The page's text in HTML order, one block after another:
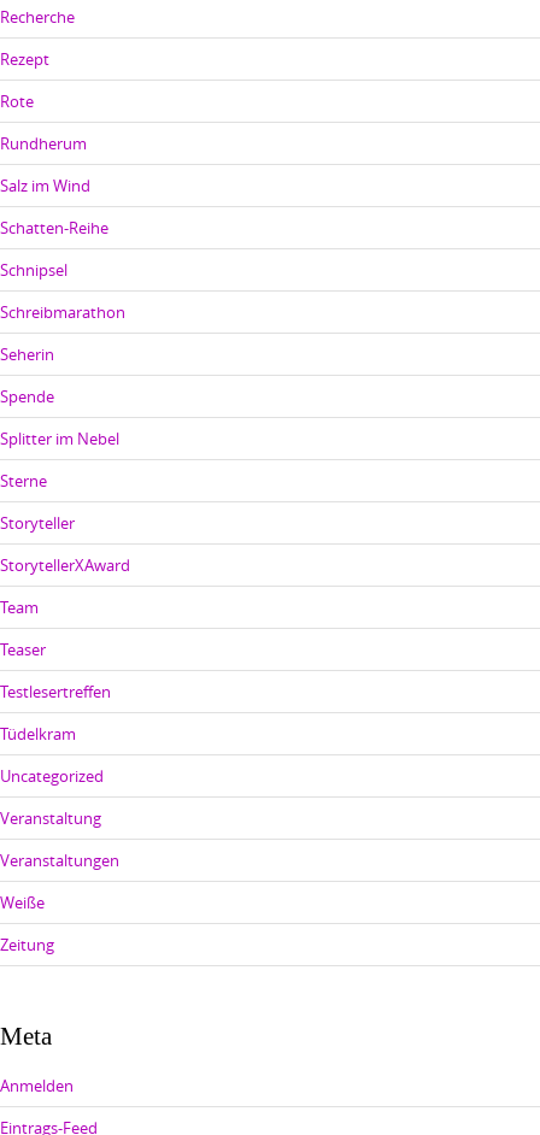
Recherche
Rezept
Rote
Rundherum
Salz im Wind
Schatten-Reihe
Schnipsel
Schreibmarathon
Seherin
Spende
Splitter im Nebel
Sterne
Storyteller
StorytellerXAward
Team
Teaser
Testlesertreffen
Tüdelkram
Uncategorized
Veranstaltung
Veranstaltungen
Weiße
Zeitung
Meta
Anmelden
Eintrags-Feed